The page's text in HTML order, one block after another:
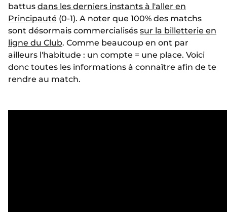
battus dans les derniers instants à l'aller en
Principauté (0-1). A noter que 100% des matchs
sont désormais commercialisés sur la billetterie en
ligne du Club. Comme beaucoup en ont par
ailleurs l'habitude : un compte = une place. Voici
donc toutes les informations à connaître afin de te
rendre au match.